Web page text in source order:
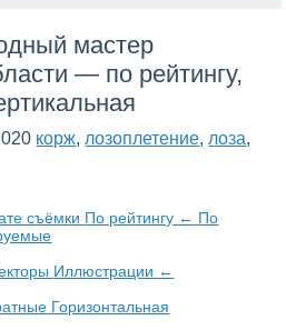
мастер
— по рейтингу,
корж, лозоплетение, лоза,
съёмки По рейтингу ← По
Иллюстрации ←
Горизонтальная